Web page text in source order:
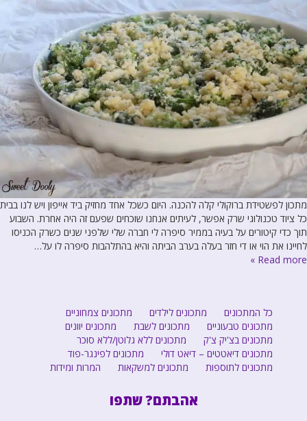
מתכון לפשטידת ברוקולי קלה להכנה. היום כשכל אחד מחזיק ביד אייפון ויש לנו בבית
כל ציוד טכנולוגי שרק אפשר, לעיתים אנחנו שוכחים שפעם זה היה אחרת. השבוע
תוך כדי קיטורים על בעיה בממיר סיפרה לי חברה שלי שלפני שנים כשרק הכניסו
לחיינו את הוי או די חזר בעלה בערב הביתה והיא בהתלהבות סיפרה לו על…
Read more »
כל המתכונים מתכונים לילדים
מתכונים צמחוניים
מתכונים טבעוניים
מתכונים לשבת
מתכונים יוונים
מתכונים בצ'יק צ'ק
מתכונים ללא גלוטן/ללא סוכר
מתכונים דיאטטים – דיאט דולי
מתכונים לפינגר-פוד
מתכונים לתוספות
מתכונים למשקאות המרות ומידות
אהבתם? שתפו